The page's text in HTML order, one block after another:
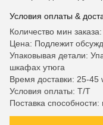
Условия оплаты &
Количество мин
Цена: Подлежит
Упаковывая детали:
шкафах утюга
Время доставки: 25-45
Условия оплаты: T/T
Поставка